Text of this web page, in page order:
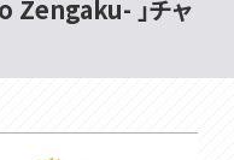
Zengaku- 」チャ